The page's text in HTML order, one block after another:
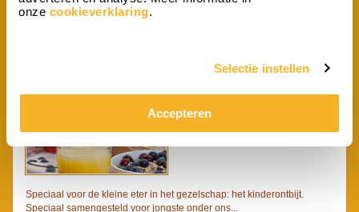
onze cookieverklaring.
Selectie instellen
Accepteren
Speciaal voor de kleine eter in het gezelschap: het kinderontbijt.
Speciaal samengesteld voor jongste onder ons...